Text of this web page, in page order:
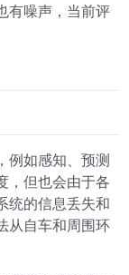
有噪声，当前评
例如感知、预测
，但也会由于各
统的信息丢失和
从自车和周围环